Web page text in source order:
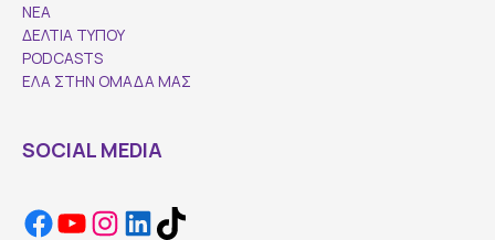
ΝΕΑ
ΔΕΛΤΙΑ ΤΥΠΟΥ
PODCASTS
ΕΛΑ ΣΤΗΝ ΟΜΑΔΑ ΜΑΣ
SOCIAL MEDIA